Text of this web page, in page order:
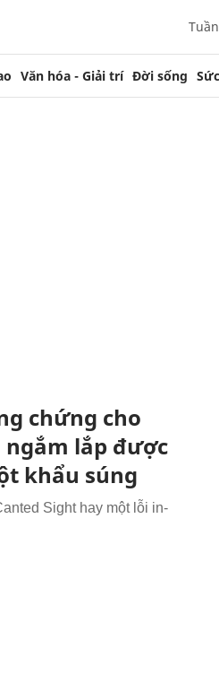
Văn hóa - Giải trí Đời sống
chứng cho
lắp được
khẩu súng
Sight hay một lỗi in-